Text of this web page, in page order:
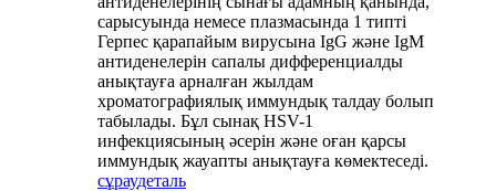
сарысуында немесе плазмасында 1 типті
Герпес қарапайым вирусына IgG және IgM
антиденелерін сапалы дифференциалды
анықтауға арналған жылдам
хроматографиялық иммундық талдау болып
табылады. Бұл сынақ HSV-1
инфекциясының әсерін және оған қарсы
иммундық жауапты анықтауға көмектеседі.
сұраудеталь